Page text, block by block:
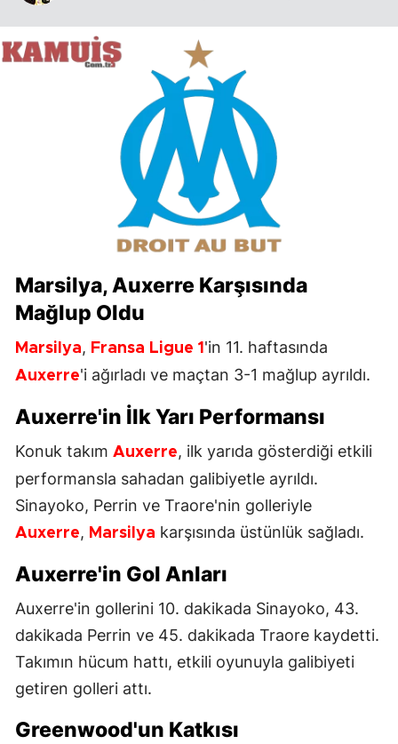
Marsilya, Auxerre Karşısında
Mağlup Oldu
Marsilya, Fransa Ligue 1 'in 11. haftasında
Auxerre'i ağırladı ve maçtan 3-1 mağlup ayrıldı.
Auxerre'in İlk Yarı Performansı
Konuk takım Auxerre, ilk yarıda gösterdiği etkili
performansla sahadan galibiyetle ayrıldı.
Sinayoko, Perrin ve Traore'nin golleriyle
Auxerre, Marsilya karşısında üstünlük sağladı.
Auxerre'in Gol Anları
Auxerre'in gollerini 10. dakikada Sinayoko, 43.
dakikada Perrin ve 45. dakikada Traore kaydetti.
Takımın hücum hattı, etkili oyunuyla galibiyeti
getiren golleri attı.
Greenwood'un Katkısı